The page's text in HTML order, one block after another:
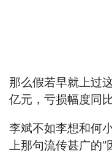
那么假若早就上过
亿元，亏损幅度同
李斌不如李想和何
上那句流传甚广的“